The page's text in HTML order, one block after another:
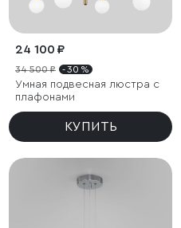
24 100 ₽
34 500 ₽ - 30 %
Умная подвесная люстра с
плафонами
КУПИТЬ